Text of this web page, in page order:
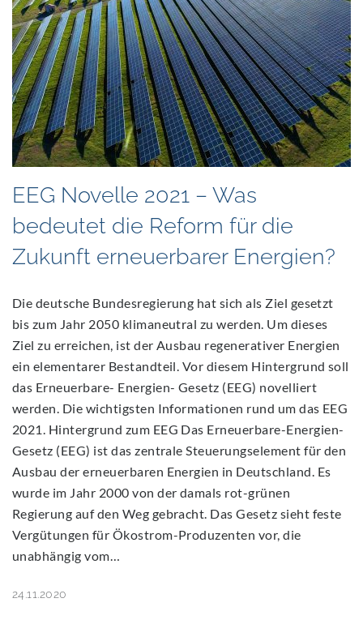
EEG Novelle 2021 – Was
bedeutet die Reform für die
Zukunft erneuerbarer Energien?
Die deutsche Bundesregierung hat sich als Ziel gesetzt
bis zum Jahr 2050 klimaneutral zu werden. Um dieses
Ziel zu erreichen, ist der Ausbau regenerativer Energien
ein elementarer Bestandteil. Vor diesem Hintergrund soll
das Erneuerbare- Energien- Gesetz (EEG) novelliert
werden. Die wichtigsten Informationen rund um das EEG
2021. Hintergrund zum EEG Das Erneuerbare-Energien-
Gesetz (EEG) ist das zentrale Steuerungselement für den
Ausbau der erneuerbaren Energien in Deutschland. Es
wurde im Jahr 2000 von der damals rot-grünen
Regierung auf den Weg gebracht. Das Gesetz sieht feste
Vergütungen für Ökostrom-Produzenten vor, die
unabhängig vom…
24.11.2020